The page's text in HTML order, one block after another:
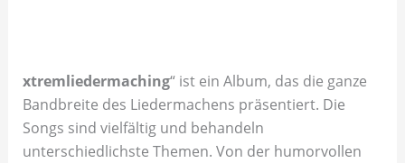
xtremliedermaching“ ist ein Album, das die ganze
Bandbreite des Liedermachens präsentiert. Die
Songs sind vielfältig und behandeln
unterschiedlichste Themen. Von der humorvollen